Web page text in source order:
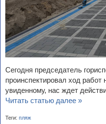
Сегодня председатель
проинспектировал ход
увиденному, нас ждет
Читать статью далее »
Теги: пляж